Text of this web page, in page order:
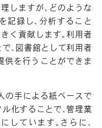
しますが、どのような
記録し、分析すること
く貢献します。利用者
、図書館として利用者
供を行うことができま
の手による紙ベースで
化することで、管理業
しています。さらに、